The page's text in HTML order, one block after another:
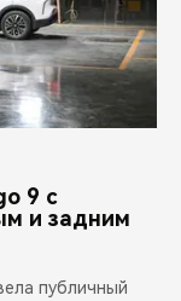
9 с
и задним
публичный